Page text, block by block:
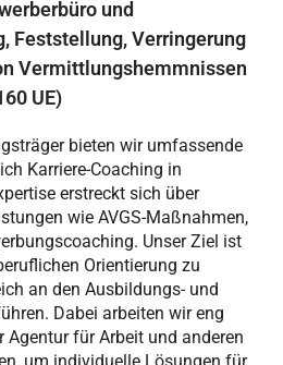
und
Feststellung, Verringerung
Vermittlungshemmnissen
UE)
bieten wir umfassende
Karriere-Coaching in
erstreckt sich über
wie AVGS-Maßnahmen,
Unser Ziel ist
Orientierung zu
an den Ausbildungs- und
Dabei arbeiten wir eng
Agentur für Arbeit und anderen